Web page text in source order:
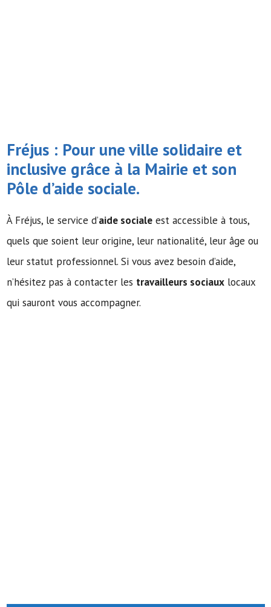
Fréjus : Pour une ville solidaire et
inclusive grâce à la Mairie et son
Pôle d’aide sociale.
À Fréjus, le service d’aide sociale est accessible à tous,
quels que soient leur origine, leur nationalité, leur âge ou
leur statut professionnel. Si vous avez besoin d’aide,
n’hésitez pas à contacter les travailleurs sociaux locaux
qui sauront vous accompagner.